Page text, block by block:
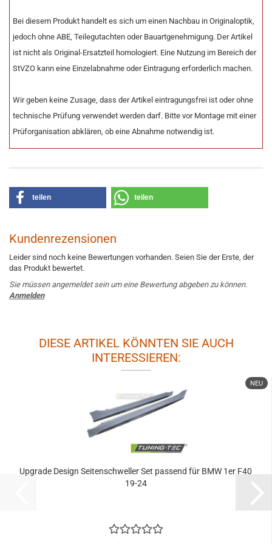
Bei diesem Produkt handelt es sich um einen Nachbau in Originaloptik,
jedoch ohne ABE, Teilegutachten oder Bauartgenehmigung. Der Artikel
ist nicht als Original-Ersatzteil homologiert. Eine Nutzung im Bereich der
StVZO kann eine Einzelabnahme oder Eintragung erforderlich machen.
Wir geben keine Zusage, dass der Artikel eintragungsfrei ist oder ohne
technische Prüfung verwendet werden darf. Bitte vor Montage mit einer
Prüforganisation abklären, ob eine Abnahme notwendig ist.
teilen teilen
Kundenrezensionen
Leider sind noch keine Bewertungen vorhanden. Seien Sie der Erste, der
das Produkt bewertet.
Sie müssen angemeldet sein um eine Bewertung abgeben zu können.
Anmelden
DIESE ARTIKEL KÖNNTEN SIE AUCH
INTERESSIEREN:
NEU
Upgrade Design Seitenschweller Set passend für BMW 1er F40
19-24